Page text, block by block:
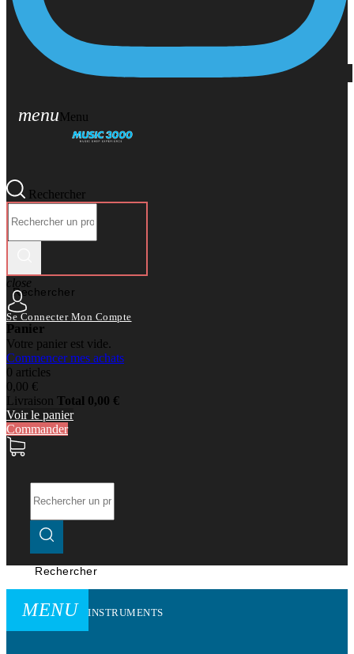
menuMenu
Rechercher
Rechercher
close
Se Connecter Mon Compte
Panier
Votre panier est vide.
Commencer mes achats
0 articles
0,00 €
Livraison Total 0,00 €
Voir le panier
Commander
Rechercher
MENU INSTRUMENTS